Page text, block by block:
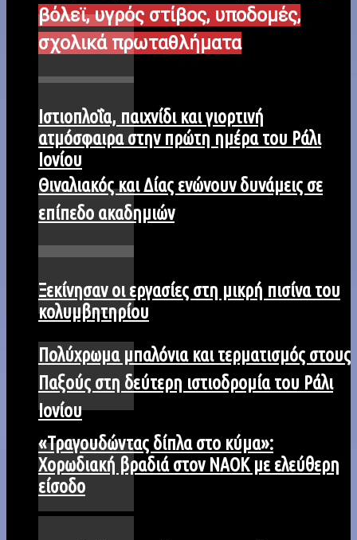
βόλεϊ, υγρός στίβος, υποδομές,
σχολικά πρωταθλήματα
Θιναλιακός και Δίας ενώνουν δυνάμεις σε
επίπεδο ακαδημιών
Πολύχρωμα μπαλόνια και τερματισμός στους
Παξούς στη δεύτερη ιστιοδρομία του Ράλι
Ιονίου
Iστιοπλοΐα, παιχνίδι και γιορτινή
ατμόσφαιρα στην πρώτη ημέρα του Ράλι
Ιονίου
Ξεκίνησαν οι εργασίες στη μικρή πισίνα του
κολυμβητηρίου
«Τραγουδώντας δίπλα στο κύμα»:
Χορωδιακή βραδιά στον ΝΑΟΚ με ελεύθερη
είσοδο